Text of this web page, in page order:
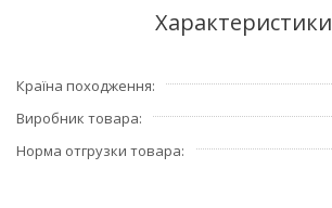
Характеристики
Країна походження
Виробник товара
Норма отгрузки товара